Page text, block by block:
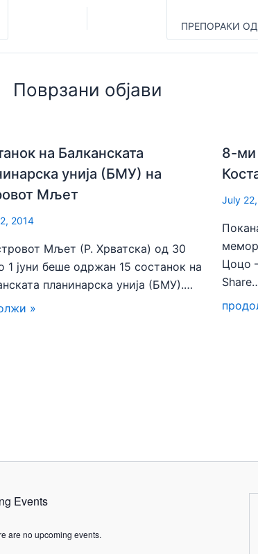
Поврзани објави
на Балканската
унија (БМУ) на
Мљет
2014
Мљет (Р. Хрватска) од 30
1 јуни беше одржан 15 состанок на
планинарска унија (БМУ).…
»
8-ми
July
Цоцо
Events
are no upcoming events.